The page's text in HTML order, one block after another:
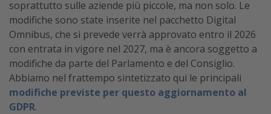
soprattutto sulle aziende più piccole, ma non solo. Le
modifiche sono state inserite nel pacchetto Digital
Omnibus, che si prevede verrà approvato entro il 2026
con entrata in vigore nel 2027, ma è ancora soggetto a
modifiche da parte del Parlamento e del Consiglio.
Abbiamo nel frattempo sintetizzato qui le principali
modifiche previste per questo aggiornamento al
GDPR.